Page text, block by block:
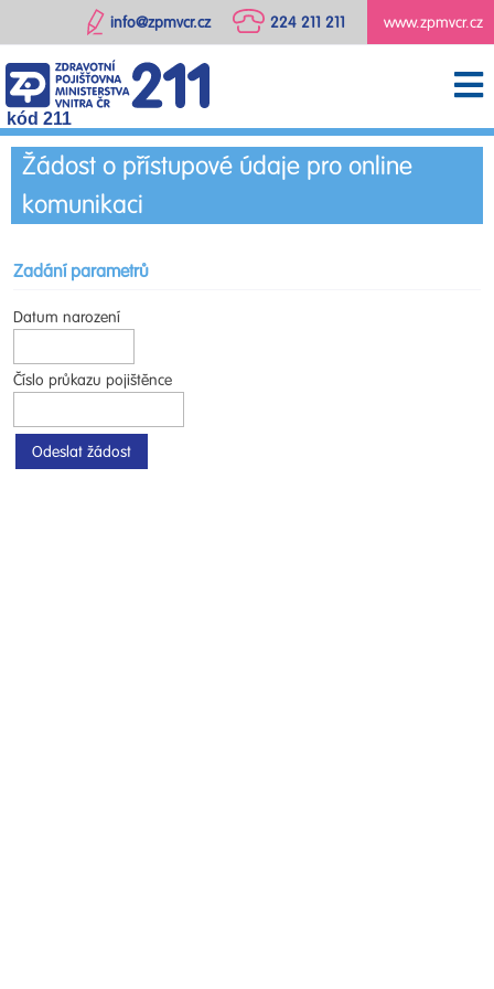
www.zpmvcr.cz
224 211 211
info@zpmvcr.cz
kód 211
Žádost o přístupové údaje pro online
komunikaci
Zadání parametrů
Datum narození
Číslo průkazu pojištěnce